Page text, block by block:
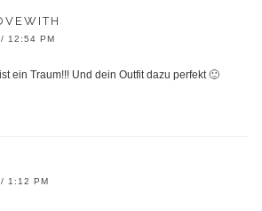
12:54 PM
ein Traum!!! Und dein Outfit dazu perfekt 🙂
1:12 PM